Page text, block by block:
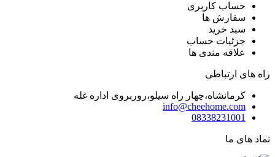
حساب کاربری
سفارش ها
سبد خرید
جزئیات حساب
علاقه مندی ها
راه های ارتباطی
کرمانشاه،چهار راه سیلو،روربروی اداره غله
info@cheehome.com
08338231001
نماد های ما